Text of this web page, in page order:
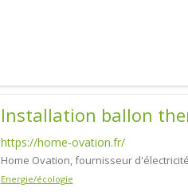
Installation ballon
https://home-ovation.fr/
Home Ovation, fournisseur
Energie/écologie